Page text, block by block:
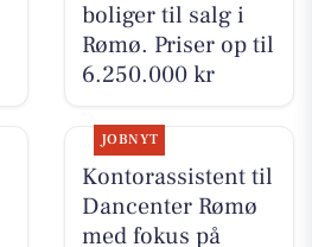
boliger til salg i
Rømø. Priser op til
6.250.000 kr
JOBNYT
Kontorassistent til
Dancenter Rømø
med fokus på